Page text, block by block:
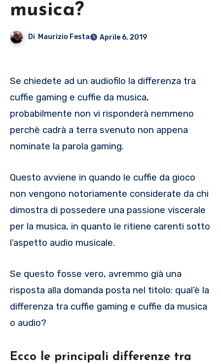
musica?
Di Maurizio Festa Aprile 6, 2019
Se chiedete ad un audiofilo la differenza tra
cuffie gaming e cuffie da musica,
probabilmente non vi risponderà nemmeno
perchè cadrà a terra svenuto non appena
nominate la parola gaming.
Questo avviene in quando le cuffie da gioco
non vengono notoriamente considerate da chi
dimostra di possedere una passione viscerale
per la musica, in quanto le ritiene carenti sotto
l’aspetto audio musicale.
Se questo fosse vero, avremmo già una
risposta alla domanda posta nel titolo: qual’è la
differenza tra cuffie gaming e cuffie da musica
o audio?
Ecco le principali differenze tra